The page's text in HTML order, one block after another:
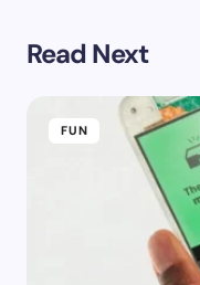
Votre adresse e-
Prévenez-moi de
Prévenez-moi de
Read Next
FUN